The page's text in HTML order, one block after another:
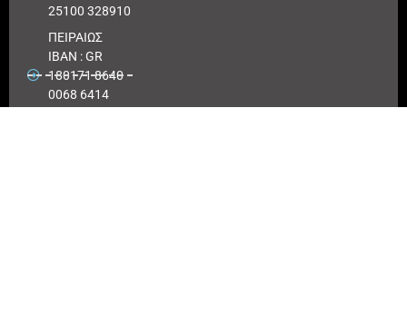
25100 328910
ΠΕΙΡΑΙΩΣ
IBAN : GR
180171 8640
0068 6414